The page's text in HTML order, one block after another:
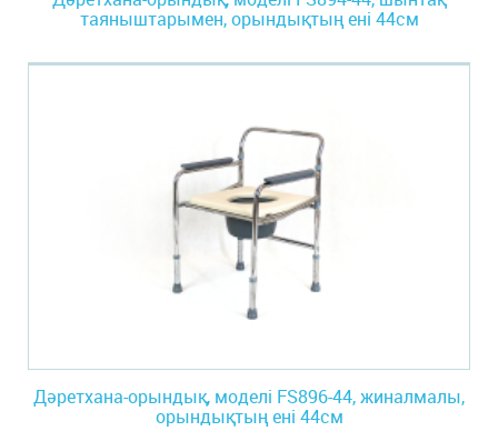
таяныштарымен, орындықтың ені 44см
Дәретхана-орындық, моделі FS896-44, жиналмалы,
орындықтың ені 44см